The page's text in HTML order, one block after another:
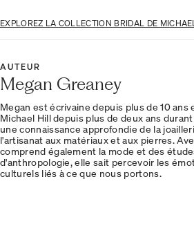
EXPLOREZ LA COLLECTION BRIDAL DE
AUTEUR
Megan Greaney
Megan est écrivaine depuis plus de 10
Michael Hill depuis plus de deux ans
une connaissance approfondie de la
l'artisanat aux matériaux et aux pierres.
comprend également la mode et des
d'anthropologie, elle sait percevoir les
culturels liés à ce que nous portons.